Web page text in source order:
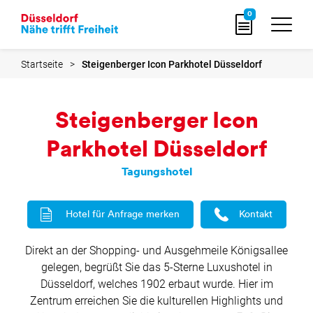
zur
Startseite
0
Startseite Steigenberger Icon Parkhotel Düsseldorf
Steigenberger Icon
Parkhotel Düsseldorf
Tagungshotel
Hotel für Anfrage merken Kontakt
Direkt an der Shopping- und Ausgehmeile Königsallee
gelegen, begrüßt Sie das 5-Sterne Luxushotel in
Düsseldorf, welches 1902 erbaut wurde. Hier im
Zentrum erreichen Sie die kulturellen Highlights und